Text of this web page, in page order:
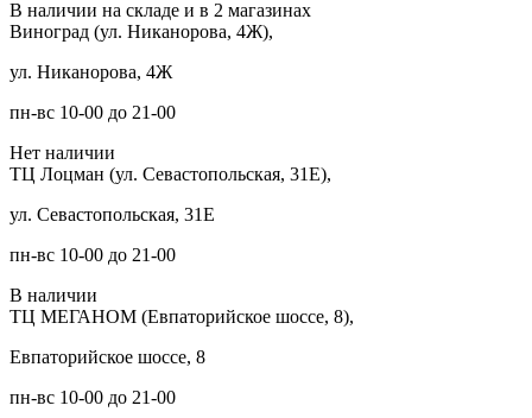
В наличии на складе и в 2 магазинах
Виноград (ул. Никанорова, 4Ж),
ул. Никанорова, 4Ж
пн-вс 10-00 до 21-00
Нет наличии
ТЦ Лоцман (ул. Севастопольская, 31Е),
ул. Севастопольская, 31Е
пн-вс 10-00 до 21-00
В наличии
ТЦ МЕГАНОМ (Евпаторийское шоссе, 8),
Евпаторийское шоссе, 8
пн-вс 10-00 до 21-00